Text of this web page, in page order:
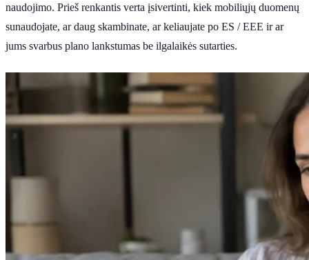
naudojimo. Prieš renkantis verta įsivertinti, kiek mobiliųjų duomenų
sunaudojate, ar daug skambinate, ar keliaujate po ES / EEE ir ar
jums svarbus plano lankstumas be ilgalaikės sutarties.